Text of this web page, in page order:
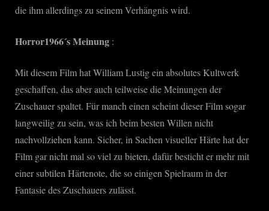
die ihm allerdings zu seinem Verhängnis wird.
Horror1966´s Meinung :
Mit diesem Film hat William Lustig ein absolutes Kultwerk
geschaffen, das aber auch teilweise die Meinungen der
Zuschauer spaltet. Für manch einen scheint dieser Film sogar
langweilig zu sein, was ich beim besten Willen nicht
nachvollziehen kann. Sicher, in Sachen visueller Härte hat der
Film gar nicht mal so viel zu bieten, dafür besticht er mehr mit
einer subtilen Härtenote, die so einigen Spielraum in der
Fantasie des Zuschauers zulässt.